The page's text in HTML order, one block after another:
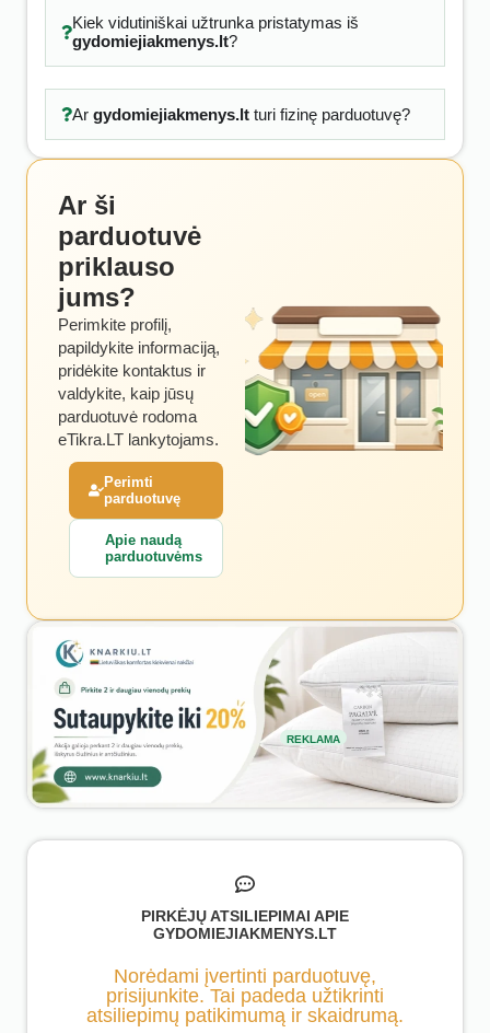
Kiek vidutiniškai užtrunka pristatymas iš
gydomiejiakmenys.lt?
Ar gydomiejiakmenys.ltturi fizinę parduotuvę?
Ar ši
parduotuvė
priklauso
jums?
Perimkite profilį,
papildykite informaciją,
pridėkite kontaktus ir
valdykite, kaip jūsų
parduotuvė rodoma
eTikra.LT lankytojams.
Perimti
parduotuvę
Apie naudą
parduotuvėms
REKLAMA
PIRKĖJŲ ATSILIEPIMAI APIE
GYDOMIEJIAKMENYS.LT
Norėdami įvertinti parduotuvę,
prisijunkite. Tai padeda užtikrinti
atsiliepimų patikimumą ir skaidrumą.